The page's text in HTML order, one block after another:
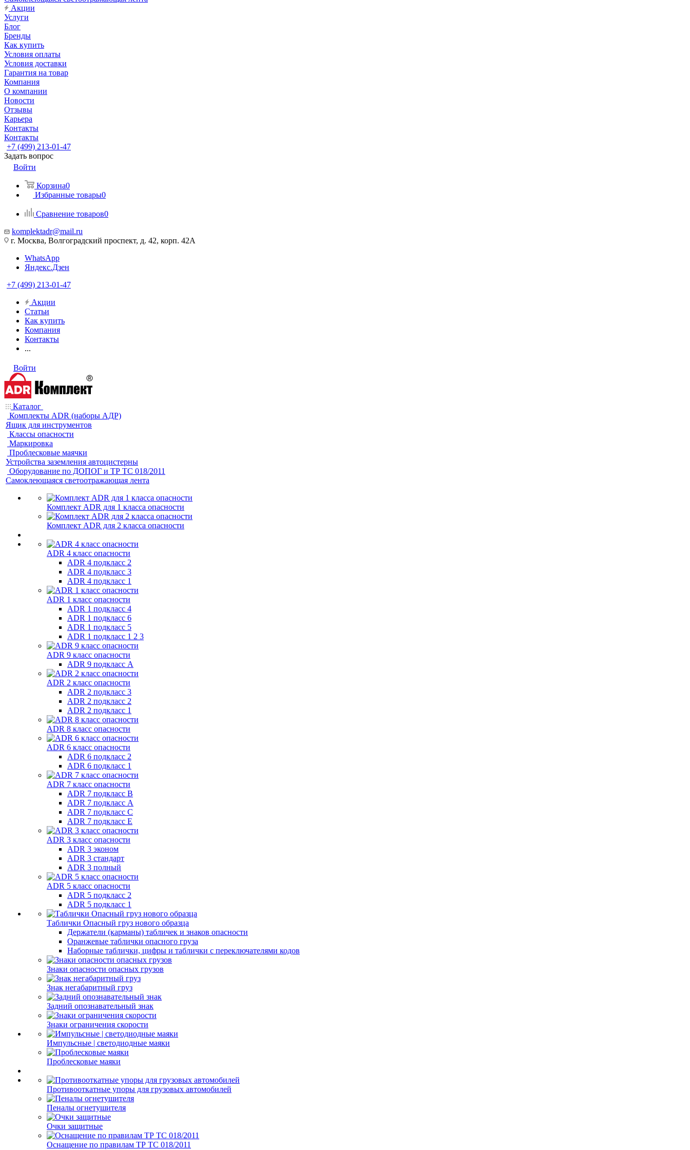
Акции
Услуги
Блог
Бренды
Как купить
Условия оплаты
Условия доставки
Гарантия на товар
Компания
О компании
Новости
Отзывы
Карьера
Контакты
Контакты
+7 (499) 213-01-47
Задать вопрос
Войти
Корзина0
Избранные товары0
Сравнение товаров0
komplektadr@mail.ru
г. Москва, Волгоградский проспект, д. 42, корп. 42А
WhatsApp
Яндекс.Дзен
+7 (499) 213-01-47
Акции
Статьи
Как купить
Компания
Контакты
...
Войти
Каталог
Комплекты ADR (наборы АДР)
Ящик для инструментов
Классы опасности
Маркировка
Проблесковые маячки
Устройства заземления автоцистерны
Оборудование по ДОПОГ и ТР ТС 018/2011
Самоклеющаяся светоотражающая лента
Комплект ADR для 1 класса опасности
Комплект ADR для 2 класса опасности
ADR 4 класс опасности
ADR 4 подкласс 2
ADR 4 подкласс 3
ADR 4 подкласс 1
ADR 1 класс опасности
ADR 1 подкласс 4
ADR 1 подкласс 6
ADR 1 подкласс 5
ADR 1 подкласс 1 2 3
ADR 9 класс опасности
ADR 9 подкласс A
ADR 2 класс опасности
ADR 2 подкласс 3
ADR 2 подкласс 2
ADR 2 подкласс 1
ADR 8 класс опасности
ADR 6 класс опасности
ADR 6 подкласс 2
ADR 6 подкласс 1
ADR 7 класс опасности
ADR 7 подкласс B
ADR 7 подкласс A
ADR 7 подкласс C
ADR 7 подкласс E
ADR 3 класс опасности
ADR 3 эконом
ADR 3 стандарт
ADR 3 полный
ADR 5 класс опасности
ADR 5 подкласс 2
ADR 5 подкласс 1
Таблички Опасный груз нового образца
Держатели (карманы) табличек и знаков опасности
Оранжевые таблички опасного груза
Наборные таблички, цифры и таблички с переключателями кодов
Знаки опасности опасных грузов
Знак негабаритный груз
Задний опознавательный знак
Знаки ограничения скорости
Импульсные | светодиодные маяки
Проблесковые маяки
Противооткатные упоры для грузовых автомобилей
Пеналы огнетушителя
Очки защитные
Оснащение по правилам ТР ТС 018/2011